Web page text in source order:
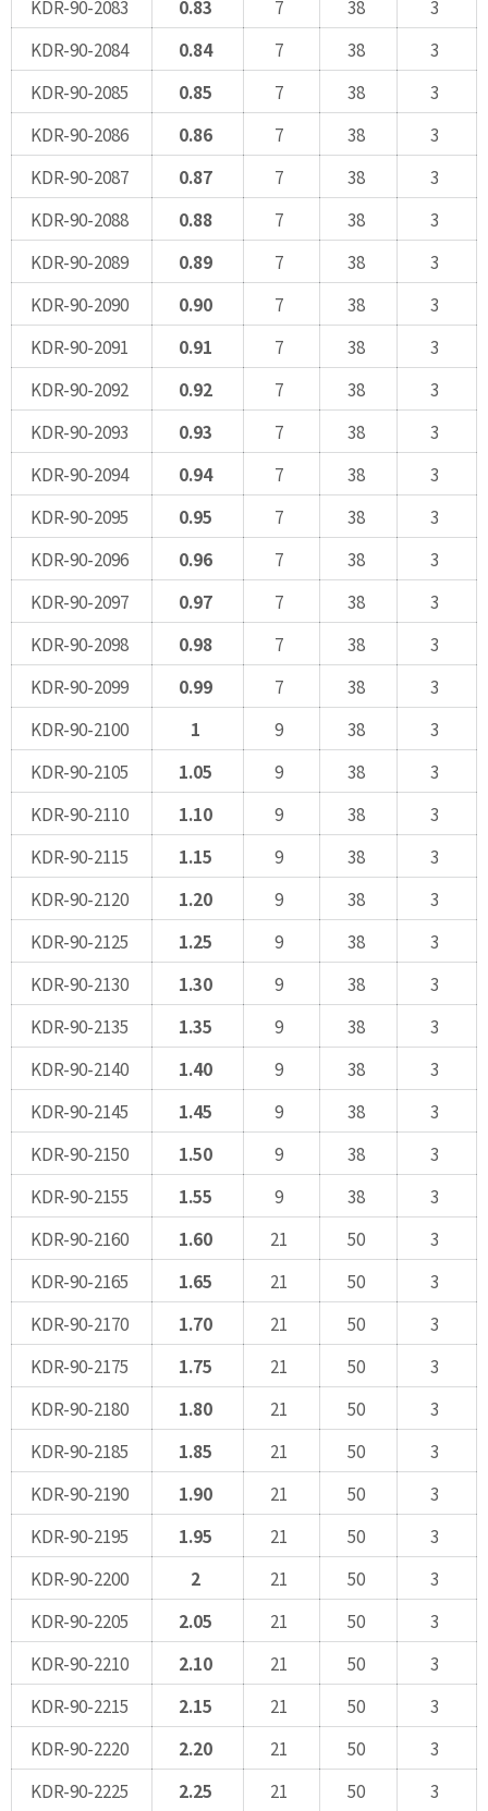
KDR-90-2083 0.83 7 38
3
KDR-90-2084
0.84 7 38
3
KDR-90-2085
0.85 7 38
3
KDR-90-2086
0.86 7 38
3
KDR-90-2087
0.87 7 38
3
KDR-90-2088
0.88 7 38
3
KDR-90-2089
0.89 7 38
3
KDR-90-2090
0.90 7 38
3
KDR-90-2091
0.91 7 38
3
KDR-90-2092
0.92 7 38
3
KDR-90-2093
0.93 7 38
3
KDR-90-2094
0.94 7 38
3
KDR-90-2095
0.95 7 38
3
KDR-90-2096
0.96 7 38
3
KDR-90-2097
0.97 7 38
3
KDR-90-2098
0.98 7 38
3
KDR-90-2099
0.99 7 38
3
KDR-90-2100
1 9 38
3
KDR-90-2105
1.05 9 38
3
KDR-90-2110
1.10 9 38
3
KDR-90-2115
1.15 9 38
3
KDR-90-2120
1.20 9 38
3
KDR-90-2125
1.25 9 38
3
KDR-90-2130
1.30 9 38
3
KDR-90-2135
1.35 9 38
3
KDR-90-2140
1.40 9 38
3
KDR-90-2145
1.45 9 38
3
KDR-90-2150
1.50 9 38
3
KDR-90-2155
1.55 9 38
3
KDR-90-2160
1.60 21 50
3
KDR-90-2165
1.65 21 50
3
KDR-90-2170
1.70 21 50
3
KDR-90-2175
1.75 21 50
3
KDR-90-2180
1.80 21 50
3
KDR-90-2185
1.85 21 50
3
KDR-90-2190
1.90 21 50
3
KDR-90-2195
1.95 21 50
3
KDR-90-2200
2 21 50
3
KDR-90-2205
2.05 21 50
3
KDR-90-2210
2.10 21 50
3
KDR-90-2215
2.15 21 50
3
KDR-90-2220
2.20 21 50
3
KDR-90-2225
2.25 21 50
3